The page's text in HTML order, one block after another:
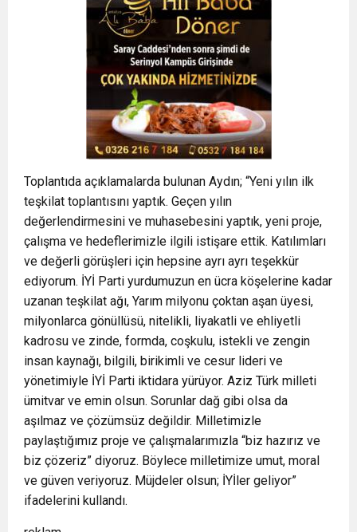
Toplantıda açıklamalarda bulunan Aydın; “Yeni yılın ilk
teşkilat toplantısını yaptık. Geçen yılın
değerlendirmesini ve muhasebesini yaptık, yeni proje,
çalışma ve hedeflerimizle ilgili istişare ettik. Katılımları
ve değerli görüşleri için hepsine ayrı ayrı teşekkür
ediyorum. İYİ Parti yurdumuzun en ücra köşelerine kadar
uzanan teşkilat ağı, Yarım milyonu çoktan aşan üyesi,
milyonlarca gönüllüsü, nitelikli, liyakatli ve ehliyetli
kadrosu ve zinde, formda, coşkulu, istekli ve zengin
insan kaynağı, bilgili, birikimli ve cesur lideri ve
yönetimiyle İYİ Parti iktidara yürüyor. Aziz Türk milleti
ümitvar ve emin olsun. Sorunlar dağ gibi olsa da
aşılmaz ve çözümsüz değildir. Milletimizle
paylaştığımız proje ve çalışmalarımızla “biz hazırız ve
biz çözeriz” diyoruz. Böylece milletimize umut, moral
ve güven veriyoruz. Müjdeler olsun; İYİler geliyor”
ifadelerini kullandı.